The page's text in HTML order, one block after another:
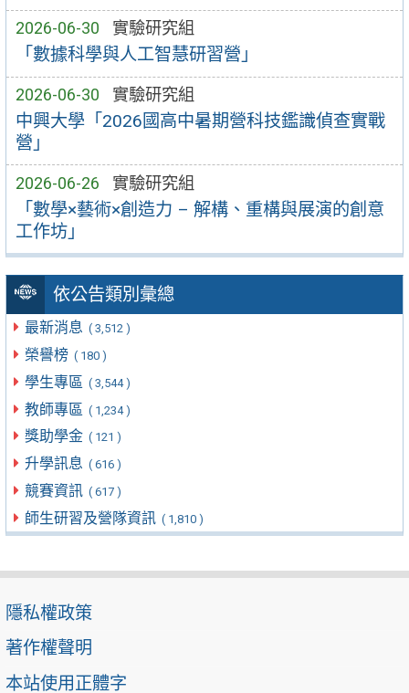
2026-06-30 實驗研究組
「數據科學與人工智慧研習營」
2026-06-30 實驗研究組
中興大學「2026國高中暑期營科技鑑識偵查實戰
營」
2026-06-26 實驗研究組
「數學×藝術×創造力 – 解構、重構與展演的創意
工作坊」
依公告類別彙總
最新消息 ( 3,512 )
榮譽榜 ( 180 )
學生專區 ( 3,544 )
教師專區 ( 1,234 )
獎助學金 ( 121 )
升學訊息 ( 616 )
競賽資訊 ( 617 )
師生研習及營隊資訊 ( 1,810 )
隱私權政策
著作權聲明
本站使用正體字